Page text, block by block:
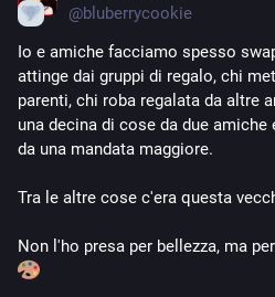
@bluberrycookie
Io e amiche facciamo spesso
attinge dai gruppi di regalo, chi
parenti, chi roba regalata da altre
una decina di cose da due amiche
da una mandata maggiore.
Non l'ho presa per bellezza, ma